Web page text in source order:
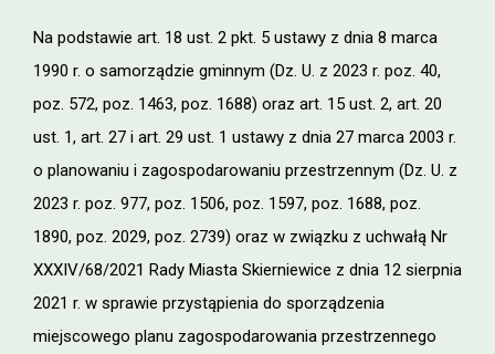
Na podstawie art. 18 ust. 2 pkt. 5 ustawy z dnia 8 marca
1990 r. o samorządzie gminnym (Dz. U. z 2023 r. poz. 40,
poz. 572, poz. 1463, poz. 1688) oraz art. 15 ust. 2, art. 20
ust. 1, art. 27 i art. 29 ust. 1 ustawy z dnia 27 marca 2003 r.
o planowaniu i zagospodarowaniu przestrzennym (Dz. U. z
2023 r. poz. 977, poz. 1506, poz. 1597, poz. 1688, poz.
1890, poz. 2029, poz. 2739) oraz w związku z uchwałą Nr
XXXIV/68/2021 Rady Miasta Skierniewice z dnia 12 sierpnia
2021 r. w sprawie przystąpienia do sporządzenia
miejscowego planu zagospodarowania przestrzennego